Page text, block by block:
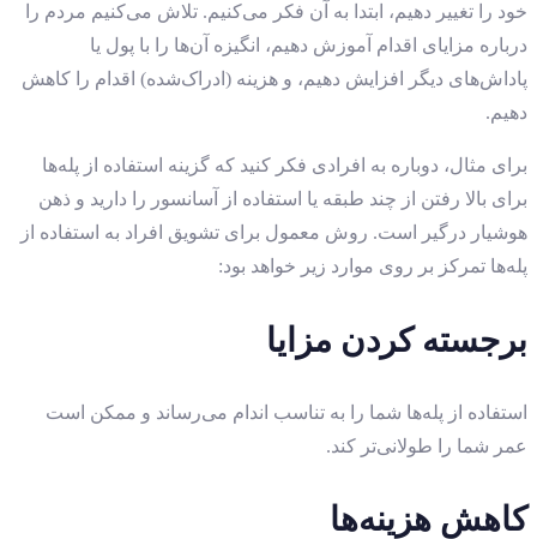
خود را تغییر دهیم، ابتدا به آن فکر می‌کنیم. تلاش می‌کنیم مردم را
درباره مزایای اقدام آموزش دهیم، انگیزه آن‌ها را با پول یا
پاداش‌های دیگر افزایش دهیم، و هزینه (ادراک‌شده) اقدام را کاهش
دهیم.
برای مثال، دوباره به افرادی فکر کنید که گزینه استفاده از پله‌ها
برای بالا رفتن از چند طبقه یا استفاده از آسانسور را دارید و ذهن
هوشیار درگیر است. روش معمول برای تشویق افراد به استفاده از
پله‌ها تمرکز بر روی موارد زیر خواهد بود:
برجسته کردن مزایا
استفاده از پله‌ها شما را به تناسب اندام می‌رساند و ممکن است
عمر شما را طولانی‌تر کند.
کاهش هزینه‌ها